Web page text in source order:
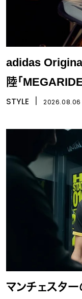
adidas
陸「
STYLE 2026.08.06
マンチェスタ